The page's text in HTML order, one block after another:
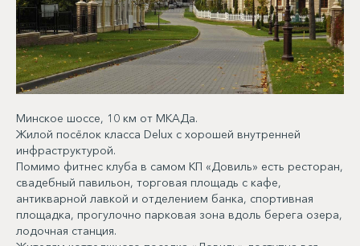
Минское шоссе, 10 км от МКАДа.
Жилой посёлок класса Delux с хорошей внутренней
инфраструктурой.
Помимо фитнес клуба в самом КП «Довиль» есть ресторан,
свадебный павильон, торговая площадь с кафе,
антикварной лавкой и отделением банка, спортивная
площадка, прогулочно парковая зона вдоль берега озера,
лодочная станция.